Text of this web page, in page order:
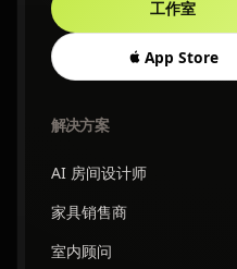
工作室
App Store
解决方案
AI 房间设计师
家具销售商
室内顾问